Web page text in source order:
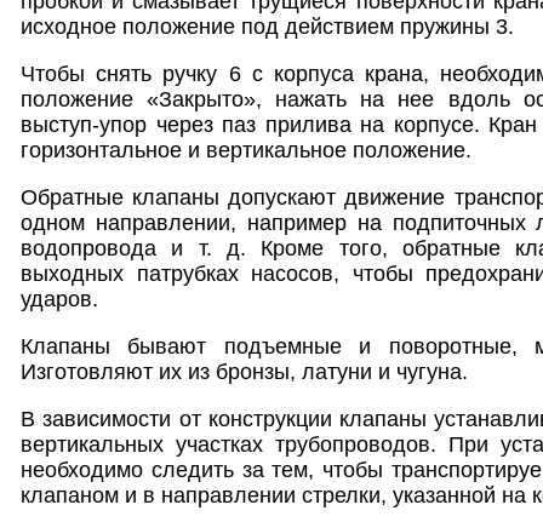
исходное положение под действием пружины 3.
Чтобы снять ручку 6 с корпуса крана,
положение «Закрыто», нажать на нее вдоль
выступ-упор через паз прилива на корпусе.
горизонтальное и вертикальное положение.
Обратные клапаны допускают движение
одном направлении, например на подпиточных
водопровода и т. д. Кроме того, обратные
выходных патрубках насосов, чтобы
ударов.
Клапаны бывают подъемные и поворотные,
Изготовляют их из бронзы, латуни и чугуна.
В зависимости от конструкции клапаны
вертикальных участках трубопроводов. При
необходимо следить за тем, чтобы
клапаном и в направлении стрелки, указанной на